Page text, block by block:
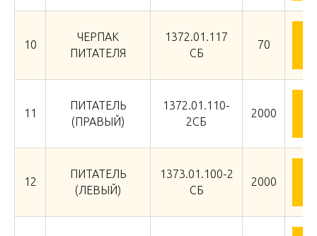
10
ЧЕРПАК
ПИТАТЕЛЯ
1372.01.117
СБ
70
11
ПИТАТЕЛЬ
(ПРАВЫЙ)
1372.01.110-
2СБ
2000
12
ПИТАТЕЛЬ
(ЛЕВЫЙ)
1373.01.100-2
СБ
2000